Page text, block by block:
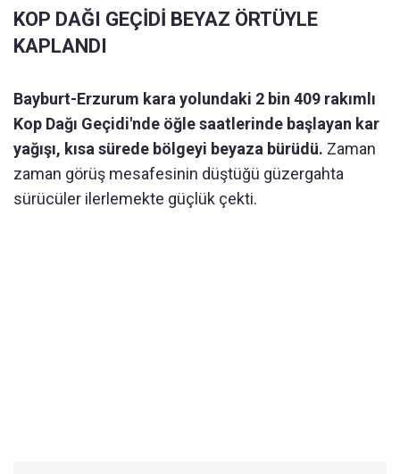
KOP DAĞI GEÇİDİ BEYAZ ÖRTÜYLE
KAPLANDI
Bayburt-Erzurum kara yolundaki 2 bin 409 rakımlı
Kop Dağı Geçidi'nde öğle saatlerinde başlayan kar
yağışı, kısa sürede bölgeyi beyaza bürüdü. Zaman
zaman görüş mesafesinin düştüğü güzergahta
sürücüler ilerlemekte güçlük çekti.